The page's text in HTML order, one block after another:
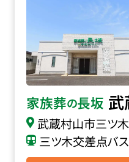
家族葬の長坂 武
武蔵村山市三ツ木
三ツ木交差点バ